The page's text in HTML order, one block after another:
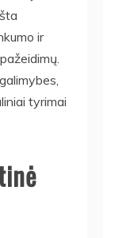
ir
tyrimai